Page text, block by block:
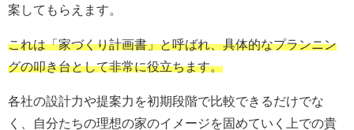
案してもらえます。
これは「家づくり計画書」と呼ばれ、具体的なプランニン
グの叩き台として非常に役立ちます。
各社の設計力や提案力を初期段階で比較できるだけでな
く、自分たちの理想の家のイメージを固めていく上での貴